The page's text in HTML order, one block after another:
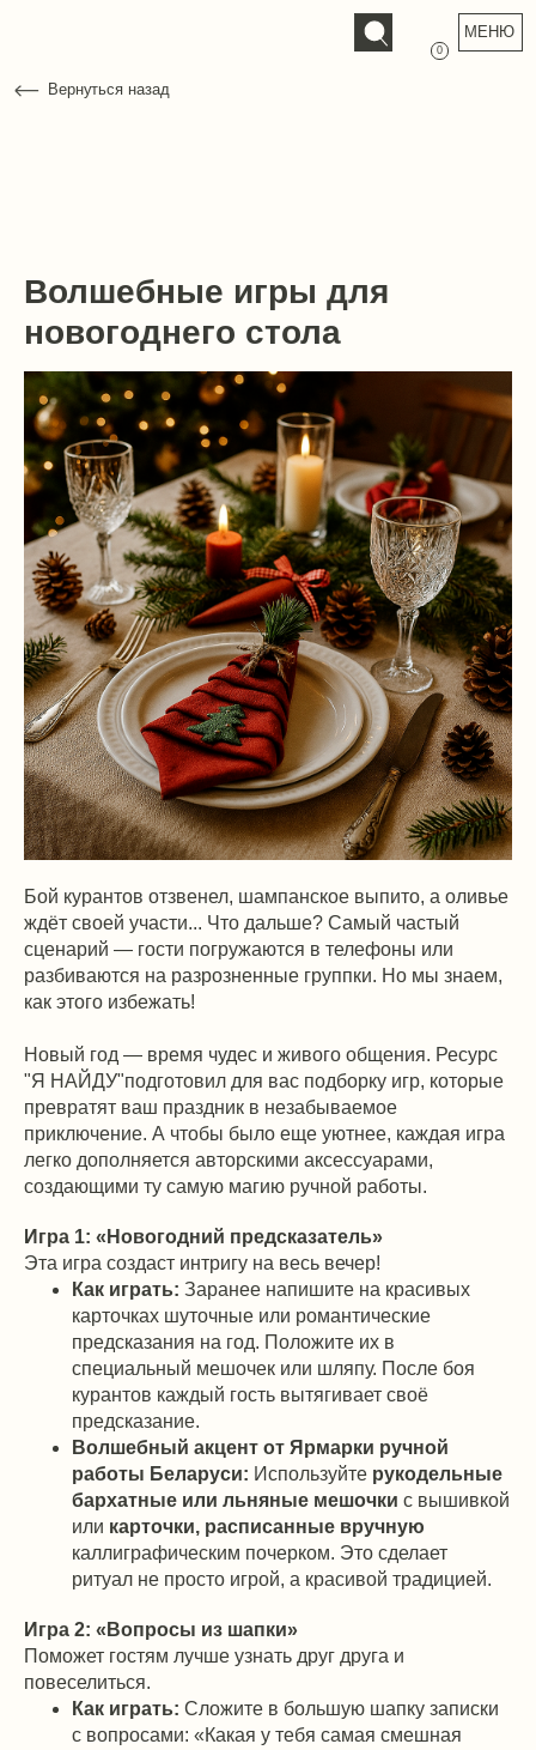
МЕНЮ
Вернуться назад
Волшебные игры для
новогоднего стола
Бой курантов отзвенел, шампанское выпито, а оливье
ждёт своей участи... Что дальше? Самый частый
сценарий — гости погружаются в телефоны или
разбиваются на разрозненные группки. Но мы знаем,
как этого избежать!
Новый год — время чудес и живого общения. Ресурс
"Я НАЙДУ"подготовил для вас подборку игр, которые
превратят ваш праздник в незабываемое
приключение. А чтобы было еще уютнее, каждая игра
легко дополняется авторскими аксессуарами,
создающими ту самую магию ручной работы.
Игра 1: «Новогодний предсказатель»
Эта игра создаст интригу на весь вечер!
Как играть: Заранее напишите на красивых
карточках шуточные или романтические
предсказания на год. Положите их в
специальный мешочек или шляпу. После боя
курантов каждый гость вытягивает своё
предсказание.
Волшебный акцент от Ярмарки ручной
работы Беларуси: Используйте рукодельные
бархатные или льняные мешочки с вышивкой
или карточки, расписанные вручную
каллиграфическим почерком. Это сделает
ритуал не просто игрой, а красивой традицией.
Игра 2: «Вопросы из шапки»
Поможет гостям лучше узнать друг друга и
повеселиться.
Как играть: Сложите в большую шапку записки
с вопросами: «Какая у тебя самая смешная